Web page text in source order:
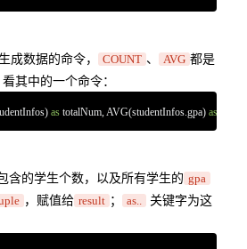
成数据的命令， COUNT 、 AVG 都是
其中的一个命令：
) as totalNum, AVG(studentInfos. gpa) as
含的学生个数，以及所有学生的 gpa
，赋值给 result ； as..
关键字为这